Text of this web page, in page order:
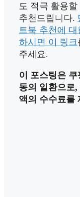
도 적극 활용할
추천드립니다.
트북 추천에
하시면 이 링크
주세요.
이 포스팅은
동의 일환으로
액의 수수료를